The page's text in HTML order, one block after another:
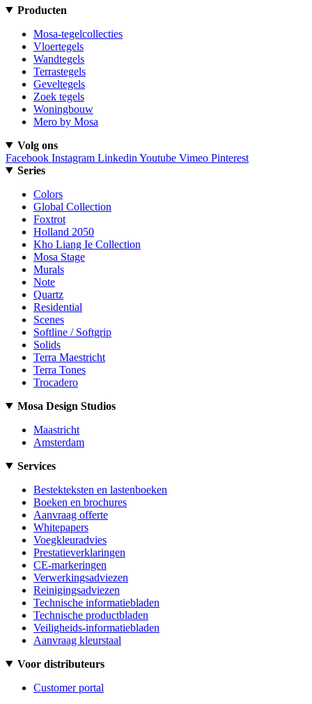
Producten
Mosa-tegelcollecties
Vloertegels
Wandtegels
Terrastegels
Geveltegels
Zoek tegels
Woningbouw
Mero by Mosa
Volg ons
Facebook Instagram Linkedin Youtube Vimeo Pinterest
Series
Colors
Global Collection
Foxtrot
Holland 2050
Kho Liang Ie Collection
Mosa Stage
Murals
Note
Quartz
Residential
Scenes
Softline / Softgrip
Solids
Terra Maestricht
Terra Tones
Trocadero
Mosa Design Studios
Maastricht
Amsterdam
Services
Bestekteksten en lastenboeken
Boeken en brochures
Aanvraag offerte
Whitepapers
Voegkleuradvies
Prestatieverklaringen
CE-markeringen
Verwerkingsadviezen
Reinigingsadviezen
Technische informatiebladen
Technische productbladen
Veiligheids-informatiebladen
Aanvraag kleurstaal
Voor distributeurs
Customer portal